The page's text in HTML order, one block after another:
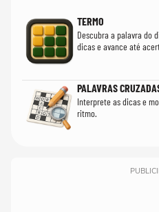
TERMO
Descubra a palavra do
dicas e avance até
PALAVRAS
Interprete as dicas e
ritmo.